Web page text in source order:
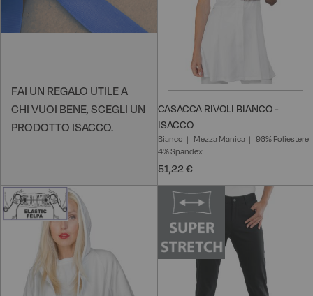
FAI UN REGALO UTILE A
CHI VUOI BENE, SCEGLI UN
PRODOTTO ISACCO.
CASACCA RIVOLI BIANCO -
ISACCO
Bianco Mezza Manica
96% Poliestere
4% Spandex
51,22 €